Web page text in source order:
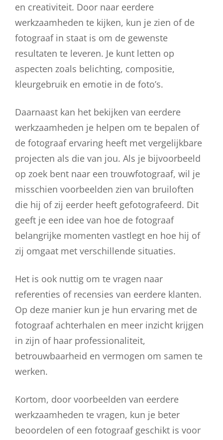
en creativiteit. Door naar eerdere
werkzaamheden te kijken, kun je zien of de
fotograaf in staat is om de gewenste
resultaten te leveren. Je kunt letten op
aspecten zoals belichting, compositie,
kleurgebruik en emotie in de foto’s.
Daarnaast kan het bekijken van eerdere
werkzaamheden je helpen om te bepalen of
de fotograaf ervaring heeft met vergelijkbare
projecten als die van jou. Als je bijvoorbeeld
op zoek bent naar een trouwfotograaf, wil je
misschien voorbeelden zien van bruiloften
die hij of zij eerder heeft gefotografeerd. Dit
geeft je een idee van hoe de fotograaf
belangrijke momenten vastlegt en hoe hij of
zij omgaat met verschillende situaties.
Het is ook nuttig om te vragen naar
referenties of recensies van eerdere klanten.
Op deze manier kun je hun ervaring met de
fotograaf achterhalen en meer inzicht krijgen
in zijn of haar professionaliteit,
betrouwbaarheid en vermogen om samen te
werken.
Kortom, door voorbeelden van eerdere
werkzaamheden te vragen, kun je beter
beoordelen of een fotograaf geschikt is voor